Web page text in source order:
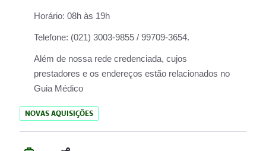
Horário: 08h às 19h
Telefone: (021) 3003-9855 / 99709-3654.
Além de nossa rede credenciada, cujos
prestadores e os endereços estão relacionados no
Guia Médico
NOVAS AQUISIÇÕES